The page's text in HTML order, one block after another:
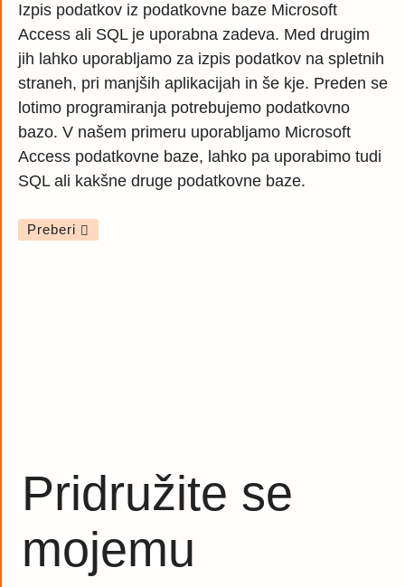
Izpis podatkov iz podatkovne baze Microsoft
Access ali SQL je uporabna zadeva. Med drugim
jih lahko uporabljamo za izpis podatkov na spletnih
straneh, pri manjših aplikacijah in še kje. Preden se
lotimo programiranja potrebujemo podatkovno
bazo. V našem primeru uporabljamo Microsoft
Access podatkovne baze, lahko pa uporabimo tudi
SQL ali kakšne druge podatkovne baze.
Preberi
Pridružite se
mojemu